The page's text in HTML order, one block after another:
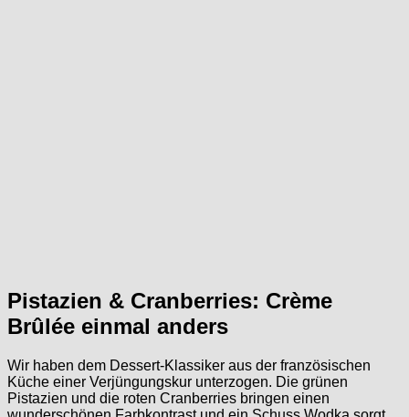
Pistazien & Cranberries: Crème
Brûlée einmal anders
Wir haben dem Dessert-Klassiker aus der französischen
Küche einer Verjüngungskur unterzogen. Die grünen
Pistazien und die roten Cranberries bringen einen